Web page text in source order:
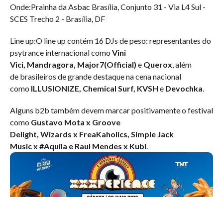
Onde:Prainha da Asbac Brasília, Conjunto 31 - Via L4 Sul -
SCES Trecho 2 - Brasília, DF
Line up:O line up contém 16 DJs de peso: representantes do
psytrance internacional como Vini
Vici, Mandragora, Major7(Official) e Querox, além
de brasileiros de grande destaque na cena nacional
como ILLUSIONIZE, Chemical Surf, KVSH e Devochka.
Alguns b2b também devem marcar positivamente o festival
como Gustavo Mota x Groove
Delight, Wizards x FreaKaholics, Simple Jack
Music x #Aquila e Raul Mendes x Kubi.